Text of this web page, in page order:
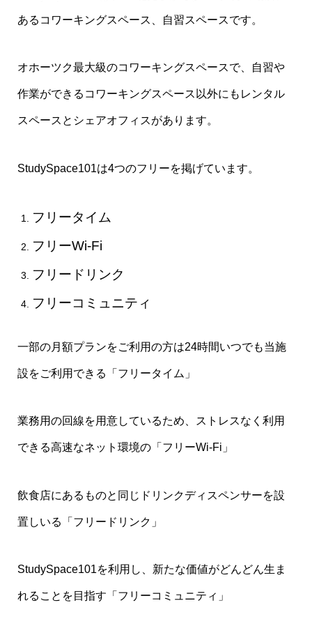
あるコワーキングスペース、自習スペースです。
オホーツク最大級のコワーキングスペースで、自習や
作業ができるコワーキングスペース以外にもレンタル
スペースとシェアオフィスがあります。
StudySpace101は4つのフリーを掲げています。
フリータイム
フリーWi-Fi
フリードリンク
フリーコミュニティ
​一部の月額プランをご利用の方は24時間いつでも当施
設をご利用できる「フリータイム」
​業務用の回線を用意しているため、ストレスなく利用
できる高速なネット環境の「フリーWi-Fi」
飲食店にあるものと同じドリンクディスペンサーを設
置しいる「フリードリンク」
StudySpace101を利用し、新たな価値がどんどん生ま
れることを目指す「フリーコミュニティ」